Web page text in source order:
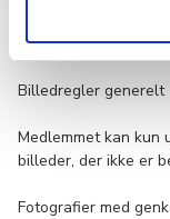
Billedregler generelt
Medlemmet kan kun
billeder, der ikke er
Fotografier med